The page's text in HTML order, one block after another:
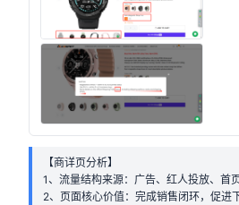
【商详页分析】
1、流量结构来源：广告、红人投放、首
2、页面核心价值：完成销售闭环，促进